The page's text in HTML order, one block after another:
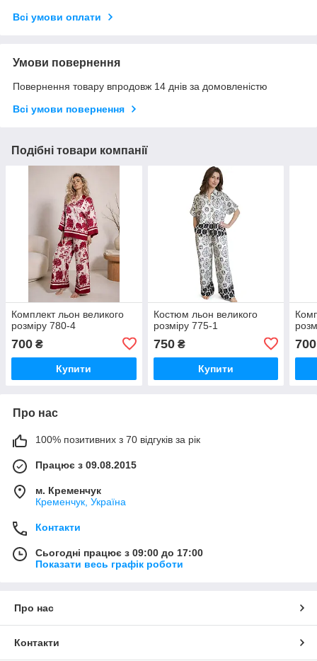
Всі умови оплати
Умови повернення
Повернення товару впродовж 14 днів за домовленістю
Всі умови повернення
Подібні товари компанії
Комплект льон великого
розміру 780-4
700 ₴
Купити
Костюм льон великого
розміру 775-1
750₴
Купити
700
Про нас
100% позитивних з 70 відгуків за рік
Працює з 09.08.2015
м. Кременчук
Кременчук, Україна
Контакти
Сьогодні працює з 09:00 до 17:00
Показати весь графік роботи
Про нас
Контакти